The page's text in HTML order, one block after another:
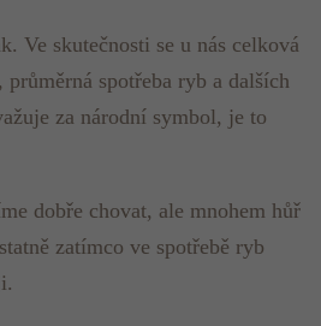
Ve skutečnosti se u nás celková
spotřeba ryb a dalších
za národní symbol, je to
dobře chovat, ale mnohem hůř
zatímco ve spotřebě ryb